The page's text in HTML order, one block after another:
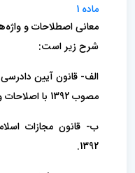
ماده 1
معانی اصطلاحات و
شرح زیر است:
الف- قانون آیین
مصوب 1392 با اصلاحات و الحاقات بعدی.
ب- قانون مجازات
1392.